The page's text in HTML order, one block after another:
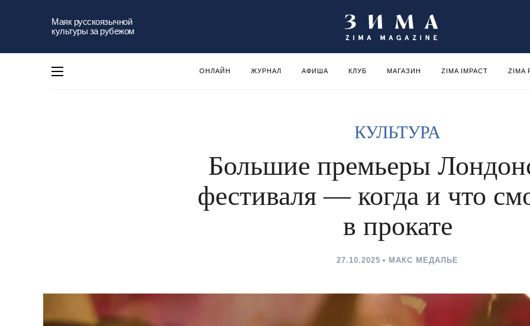
Маяк русскоязычной
культуры за рубежом
ОНЛАЙН ЖУРНАЛ АФИША КЛУБ МАГАЗИН ZIMA IMPACT ZIMA
КУЛЬТУРА
Большие премьеры
фестиваля — когда и что
в прокате
27.10.2025 МАКС МЕДАЛЬЕ